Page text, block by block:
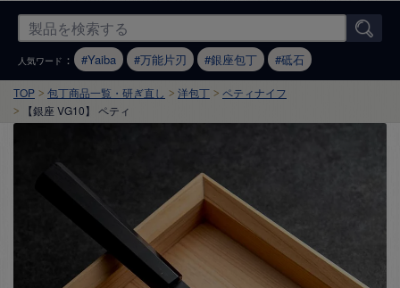
人気ワード ： Yaiba 万能片刃 銀座包丁 砥石
TOP 包丁商品一覧・研ぎ直し 洋包丁
ペティナイフ
【銀座 VG10】 ペティ